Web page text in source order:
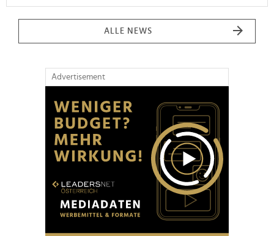
ALLE NEWS
Advertisement